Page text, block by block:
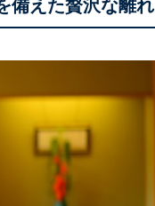
備えた贅沢な離れ